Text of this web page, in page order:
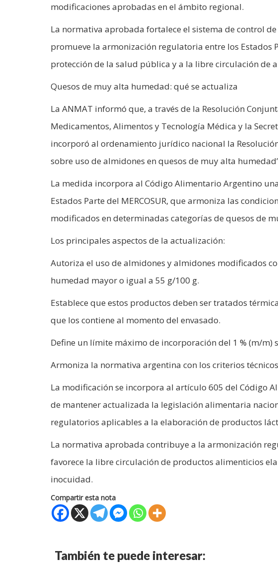
modificaciones aprobadas en el ámbito regional.
La normativa aprobada fortalece el sistema de control
promueve la armonización regulatoria entre los Estados
protección de la salud pública y a la libre circulación de
Quesos de muy alta humedad: qué se actualiza
La ANMAT informó que, a través de la Resolución
Medicamentos, Alimentos y Tecnología Médica y la
incorporó al ordenamiento jurídico nacional la Resolución
sobre uso de almidones en quesos de muy alta
La medida incorpora al Código Alimentario Argentino
Estados Parte del MERCOSUR, que armoniza las
modificados en determinadas categorías de quesos de
Los principales aspectos de la actualización:
Autoriza el uso de almidones y almidones modificados
humedad mayor o igual a 55 g/100 g.
Establece que estos productos deben ser tratados
que los contiene al momento del envasado.
Define un límite máximo de incorporación del 1 % (m/m)
Armoniza la normativa argentina con los criterios
La modificación se incorpora al artículo 605 del Código
de mantener actualizada la legislación alimentaria
regulatorios aplicables a la elaboración de productos
La normativa aprobada contribuye a la armonización
favorece la libre circulación de productos alimenticios
inocuidad.
Compartir esta nota
También te puede interesar: